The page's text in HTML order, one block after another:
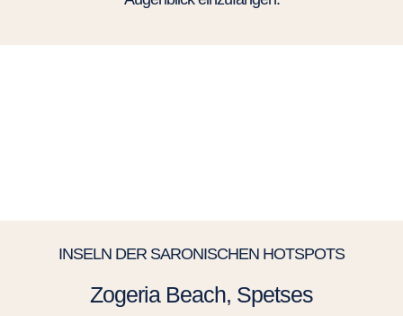
INSELN DER SARONISCHEN HOTSPOTS
Zogeria Beach, Spetses